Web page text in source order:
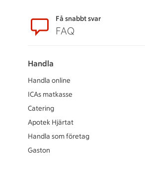
SidfotFå snabbt svar
FAQ
Handla
Handla online
ICAs matkasse
Catering
Apotek Hjärtat
Handla som företag
Gaston